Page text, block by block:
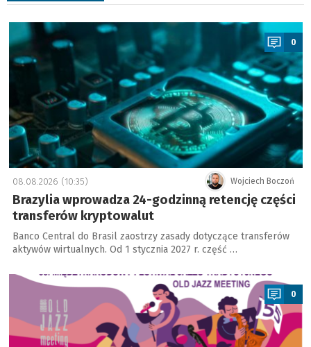
a
0
Wojciech Boczoń
08.08.2026 (10:35)
Brazylia wprowadza 24-godzinną retencję części
transferów kryptowalut
Banco Central do Brasil zaostrzy zasady dotyczące transferów
aktywów wirtualnych. Od 1 stycznia 2027 r. część …
a
0